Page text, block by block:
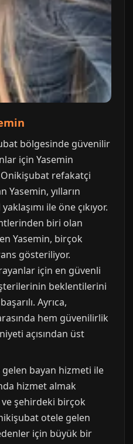
bölgesinde güvenilir
için Yasemin
refakatçi
Yasemin, yılların
ile öne çıkıyor.
biri olan
Yasemin, birçok
gösteriliyor.
için en güvenli
beklentilerini
Ayrıca,
hem güvenilirlik
açısından üst
bayan hizmeti ile
hizmet almak
şehirdeki birçok
otele gelen
için büyük bir